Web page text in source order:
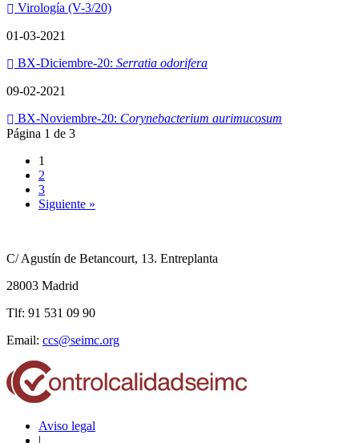
Virología (V-3/20)
01-03-2021
BX-Diciembre-20: Serratia odorifera
09-02-2021
BX-Noviembre-20: Corynebacterium aurimucosum
Página 1 de 3
1
2
3
Siguiente »
C/ Agustín de Betancourt, 13. Entreplanta
28003 Madrid
Tlf: 91 531 09 90
Email: ccs@seimc.org
Aviso legal